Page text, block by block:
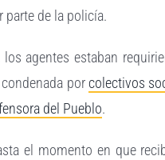
parte de la policía.
los agentes estaban
porcolectivos
del Pueblo.
el momento en que